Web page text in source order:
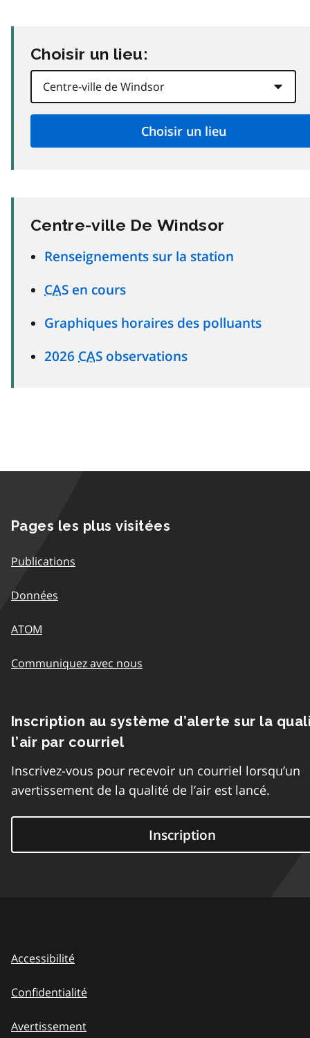
Choisir un lieu:
Centre-ville De Windsor
Renseignements sur la station
CAS en cours
Graphiques horaires des polluants
2026 CAS observations
Pages les plus visitées
Publications
Données
ATOM
Communiquez avec nous
Inscription au système d’alerte sur la
l’air par courriel
Inscrivez-vous pour recevoir un courriel lorsqu’un
avertissement de la qualité de l’air est lancé.
Inscription
Accessibilité
Confidentialité
Avertissement